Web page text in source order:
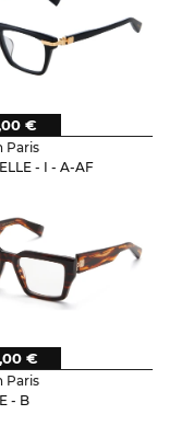
Paris
- I - A-AF
€
Paris
- B
€